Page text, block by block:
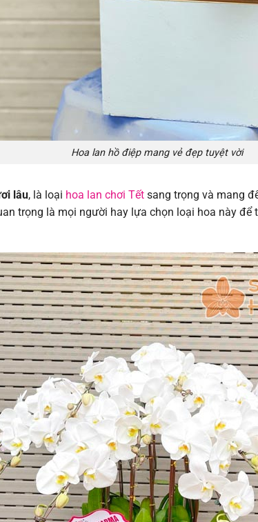
Hoa lan hồ điệp mang vẻ đẹp tuyệt vời
lâu, là loại hoa lan chơi Tết sang trọng và mang
trọng là mọi người hay lựa chọn loại hoa này để